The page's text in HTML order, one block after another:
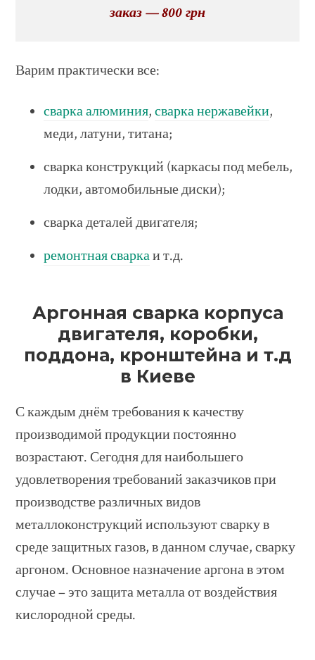
заказ — 800 грн
Варим практически все:
сварка алюминия,сварка нержавейки,
меди, латуни, титана;
сварка конструкций (каркасы под мебель,
лодки, автомобильные диски);
сварка деталей двигателя;
ремонтная сваркаи т.д.
Аргонная сварка корпуса
двигателя, коробки,
поддона, кронштейна и т.д
в Киеве
С каждым днём требования к качеству
производимой продукции постоянно
возрастают. Сегодня для наибольшего
удовлетворения требований заказчиков при
производстве различных видов
металлоконструкций используют сварку в
среде защитных газов, в данном случае, сварку
аргоном. Основное назначение аргона в этом
случае – это защита металла от воздействия
кислородной среды.